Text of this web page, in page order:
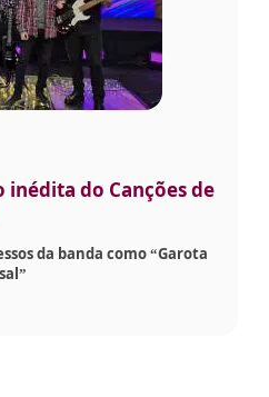
inédita do Canções de
da banda como “Garota